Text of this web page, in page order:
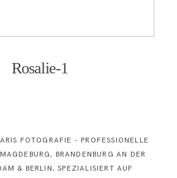
Rosalie-1
FOTOGRAFIE - PROFESSIONELLE
BRANDENBURG AN DER
& BERLIN, SPEZIALISIERT AUF